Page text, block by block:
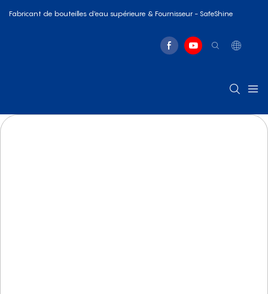
Fabricant de bouteilles d'eau supérieure & Fournisseur - SafeShine